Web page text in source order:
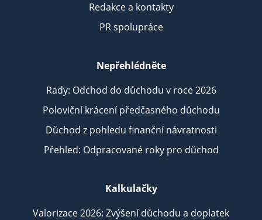
Redakce a kontakty
PR spolupráce
Nepřehlédněte
Rady: Odchod do důchodu v roce 2026
Poloviční krácení předčasného důchodu
Důchod z pohledu finanční návratnosti
Přehled: Odpracované roky pro důchod
Kalkulačky
Valorizace 2026: Zvýšení důchodu a doplatek